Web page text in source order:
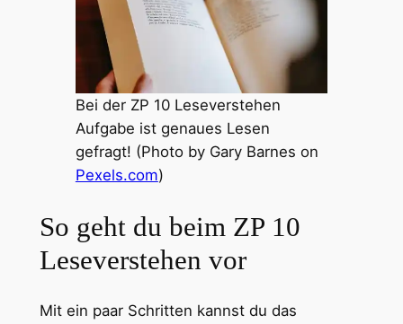
Bei der ZP 10 Leseverstehen
Aufgabe ist genaues Lesen
gefragt! (Photo by Gary Barnes on
Pexels.com)
So geht du beim ZP 10
Leseverstehen vor
Mit ein paar Schritten kannst du das